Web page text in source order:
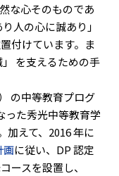
な心そのものであ
人の心に誠あり」
付けています。ま
を支えるための手
の中等教育プログ
った秀光中等教育学
加えて、2016 年に
画に従い、DP 認定
ースを設置し、